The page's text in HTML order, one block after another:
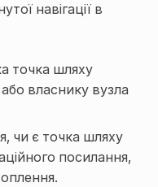
навігації в
точка шляху
власнику вузла
чи є точка шляху
посилання,